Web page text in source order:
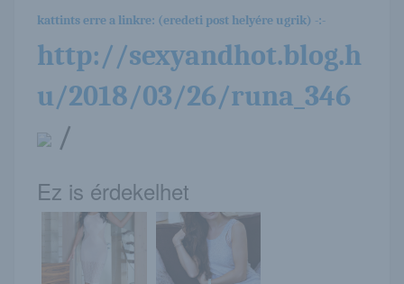
kattints erre a linkre: (eredeti post helyére ugrik) -:-
http://sexyandhot.blog.h
u/2018/03/26/runa_346
/
Ez is érdekelhet